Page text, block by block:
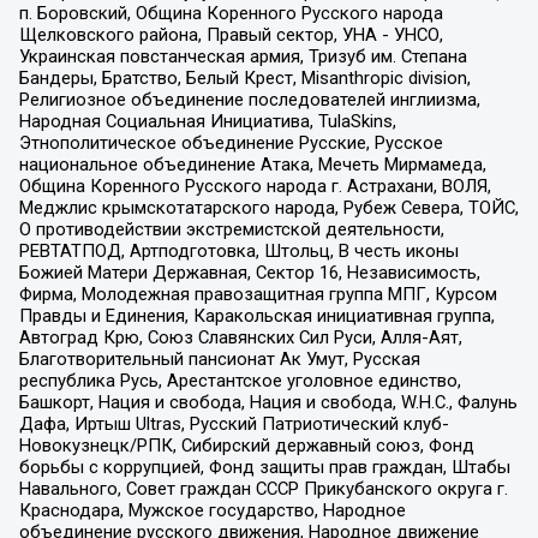
п. Боровский, Община Коренного Русского народа
Щелковского района, Правый сектор, УНА - УНСО,
Украинская повстанческая армия, Тризуб им. Степана
Бандеры, Братство, Белый Крест, Misanthropic division,
Религиозное объединение последователей инглиизма,
Народная Социальная Инициатива, TulaSkins,
Этнополитическое объединение Русские, Русское
национальное объединение Атака, Мечеть Мирмамеда,
Община Коренного Русского народа г. Астрахани, ВОЛЯ,
Меджлис крымскотатарского народа, Рубеж Севера, ТОЙС,
О противодействии экстремистской деятельности,
РЕВТАТПОД, Артподготовка, Штольц, В честь иконы
Божией Матери Державная, Сектор 16, Независимость,
Фирма, Молодежная правозащитная группа МПГ, Курсом
Правды и Единения, Каракольская инициативная группа,
Автоград Крю, Союз Славянских Сил Руси, Алля-Аят,
Благотворительный пансионат Ак Умут, Русская
республика Русь, Арестантское уголовное единство,
Башкорт, Нация и свобода, Нация и свобода, W.H.С., Фалунь
Дафа, Иртыш Ultras, Русский Патриотический клуб-
Новокузнецк/РПК, Сибирский державный союз, Фонд
борьбы с коррупцией, Фонд защиты прав граждан, Штабы
Навального, Совет граждан СССР Прикубанского округа г.
Краснодара, Мужское государство, Народное
объединение русского движения, Народное движение